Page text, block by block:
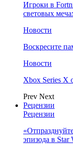
Игроки в
световых
Новости
Воскресите
Новости
Xbox Series X
Prev Next
Рецензии
Рецензии
эпизода в Star